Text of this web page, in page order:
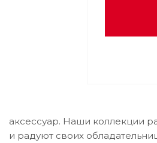
аксессуар. Наши коллекции
и радуют своих